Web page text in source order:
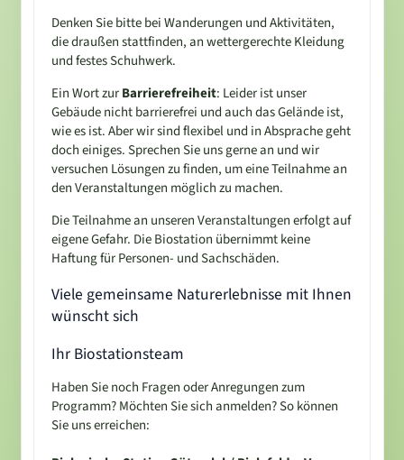
Denken Sie bitte bei Wanderungen und Aktivitäten,
die draußen stattfinden, an wettergerechte Kleidung
und festes Schuhwerk.
Ein Wort zur Barrierefreiheit: Leider ist unser
Gebäude nicht barrierefrei und auch das Gelände ist,
wie es ist. Aber wir sind flexibel und in Absprache geht
doch einiges. Sprechen Sie uns gerne an und wir
versuchen Lösungen zu finden, um eine Teilnahme an
den Veranstaltungen möglich zu machen.
Die Teilnahme an unseren Veranstaltungen erfolgt auf
eigene Gefahr. Die Biostation übernimmt keine
Haftung für Personen- und Sachschäden.
Viele gemeinsame Naturerlebnisse mit Ihnen
wünscht sich
Ihr Biostationsteam
Haben Sie noch Fragen oder Anregungen zum
Programm? Möchten Sie sich anmelden? So können
Sie uns erreichen: